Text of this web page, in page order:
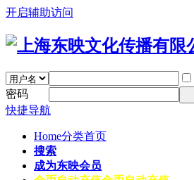
开启辅助访问
密码
快捷导航
Home分类首页
搜索
成为东映会员